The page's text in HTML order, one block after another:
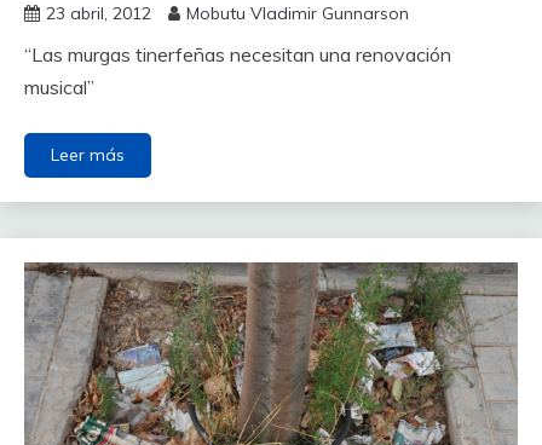
23 abril, 2012 Mobutu Vladimir Gunnarson
“Las murgas tinerfeñas necesitan una renovación
musical”
Leer más